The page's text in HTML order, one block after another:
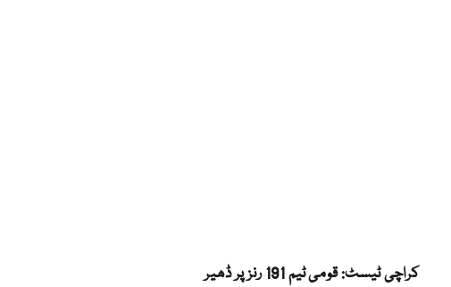
کراچی ٹیسٹ: قومی ٹیم 191 رنز پر ڈھیر